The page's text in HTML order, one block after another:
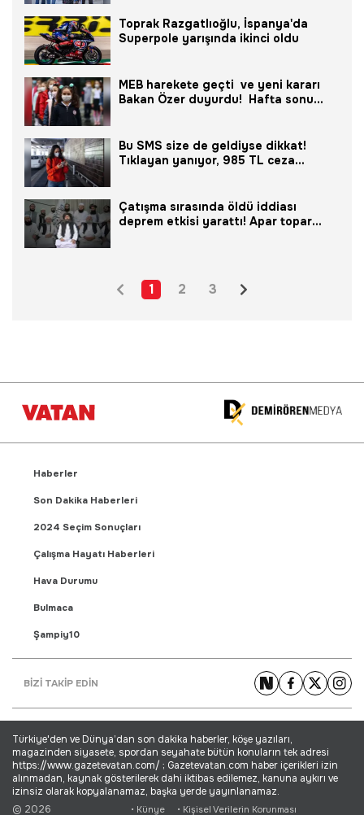
Toprak Razgatlıoğlu, İspanya'da
Superpole yarışında ikinci oldu
MEB harekete geçti ve yeni kararı
Bakan Özer duyurdu! Hafta sonu
Bu SMS size de geldiyse dikkat!
Tıklayan yanıyor, 985 TL ceza...
Çatışma sırasında öldü iddiası
deprem etkisi yarattı! Apar topar
1 2 3
Haberler
Son Dakika Haberleri
2024 Seçim Sonuçları
Çalışma Hayatı Haberleri
Hava Durumu
Bulmaca
Şampiy10
Fikstür
Puan Durumu
Yaşam Haberleri
Ekonomi Haberleri
Dünya Haberleri
BİZİ TAKİP EDİN
Türkiye'den ve Dünya’dan son dakika haberler, köşe yazıları,
magazinden siyasete, spordan seyahate bütün konuların tek adresi
https://www.gazetevatan.com/ ; Gazetevatan.com haber içerikleri izin
alınmadan, kaynak gösterilerek dahi iktibas edilemez, kanuna aykırı ve
izinsiz olarak kopyalanamaz, başka yerde yayınlanamaz.
© 2026
• Künye
• Kişisel Verilerin Korunması